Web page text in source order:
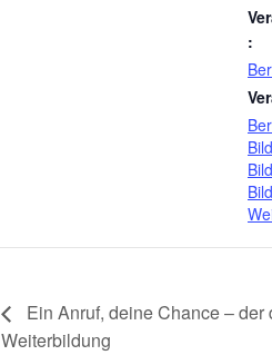
:
Ein Anruf, deine Chance –
Weiterbildung